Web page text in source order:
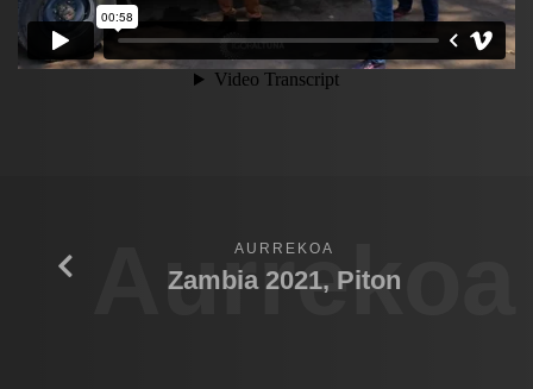
Aurrekoa
AURREKOA
Zambia 2021, Piton